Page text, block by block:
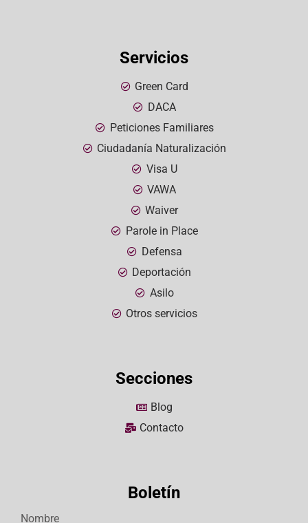
Servicios
Green Card
DACA
Peticiones Familiares
Ciudadanía Naturalización
Visa U
VAWA
Waiver
Parole in Place
Defensa
Deportación
Asilo
Otros servicios
Secciones
Blog
Contacto
Boletín
Nombre